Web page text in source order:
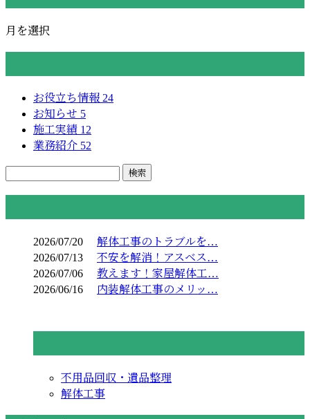
月を選択
お役立ち情報 24
お知らせ 5
施工実績 12
業務紹介 52
2026/07/20
解体工事のトラブルを…
2026/07/13
不安を解消！アスベス…
2026/07/06
教えます！家屋解体工…
2026/06/16
内装解体工事のメリッ…
不用品回収・遺品整理
解体工事